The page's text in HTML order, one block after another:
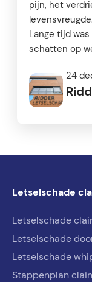
pijn, het
Lange tijd
schatten op
24
Letselschade
Letselschade
Letselschade
Letselschade
Stappenplan